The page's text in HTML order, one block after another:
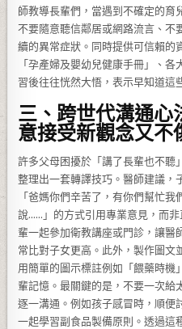
師教導長輩們，當遇到不確定的育
不要隨意聽信鄰居或網路流言、不
續的異常症狀。同時提供可信賴的
「孕產婦及嬰幼兒健康手冊」、
習後往往恍然大悟，表示早知道這
三、跨世代溝通心
意接受新觀念又不
許多父母困擾於「講了長輩也不聽
整理出一套轉譯技巧。醫師建議，
「爸媽你們辛苦了，有你們幫忙
說……」的方式引用專業意見，而
輩一起參加衛教講座或門診，讓醫
常比對子女更高。此外，製作圖文
用簡單的圖示標註例如「餵藥時機
輩記憶。最關鍵的是，不要一次給
逐一溝通。例如孩子感冒時，順便
一起學習副食品製備原則。透過這